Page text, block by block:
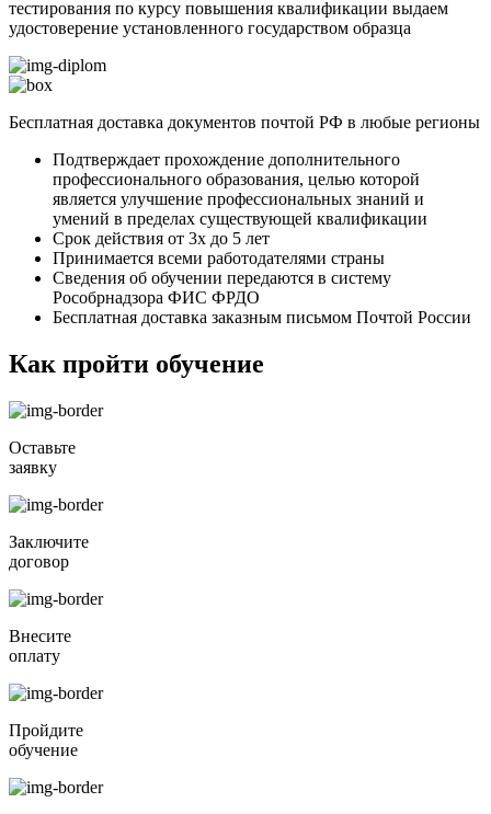
тестирования по курсу повышения квалификации выдаем
удостоверение установленного государством образца
Бесплатная доставка документов почтой РФ в любые регионы
Подтверждает прохождение дополнительного
профессионального образования, целью которой
является улучшение профессиональных знаний и
умений в пределах существующей квалификации
Срок действия от 3х до 5 лет
Принимается всеми работодателями страны
Сведения об обучении передаются в систему
Рособрнадзора ФИС ФРДО
Бесплатная доставка заказным письмом Почтой России
Как пройти обучение
Оставьте
заявку
Заключите
договор
Внесите
оплату
Пройдите
обучение